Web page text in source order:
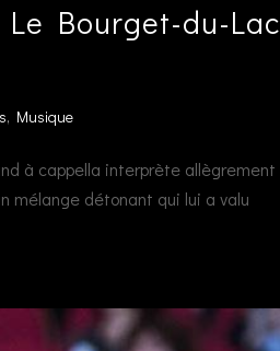
Le Bourget-du-Lac
, Musique
à cappella interprète allègrement
mélange détonant qui lui a valu